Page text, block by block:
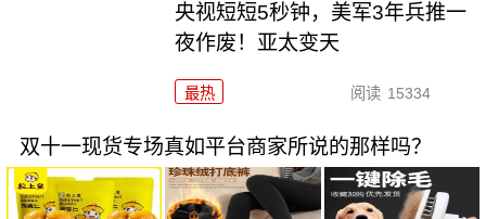
央视短短5秒钟，美军3年兵推一
夜作废！亚太变天
最热 阅读 15334
双十一现货专场真如平台商家所说的那样吗？